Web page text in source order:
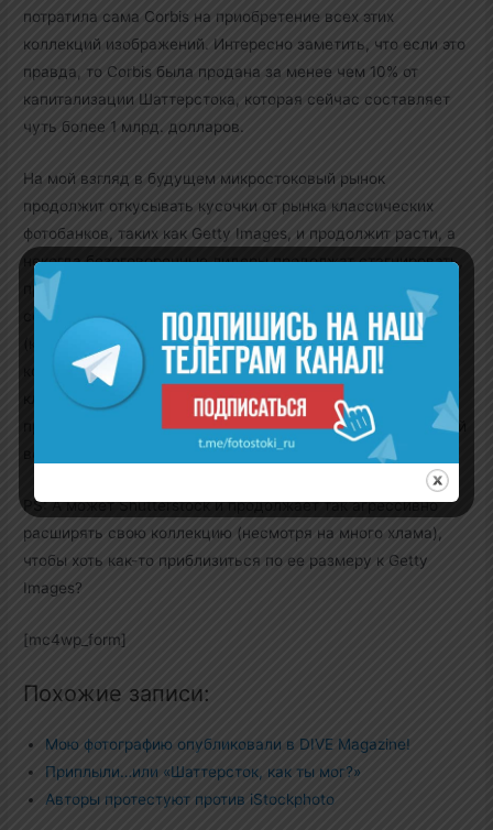
потратила сама Corbis на приобретение всех этих
коллекций изображений. Интересно заметить, что если это
правда, то Corbis была продана за менее чем 10% от
капитализации Шаттерстока, которая сейчас составляет
чуть более 1 млрд. долларов.
На мой взгляд в будущем микростоковый рынок
продолжит откусывать кусочки от рынка классических
фотобанков, таких как Getty Images, и продолжит расти, а
некогда безоговорочные лидеры продолжат стагнировать,
проигрывая ценовую войну. Уже сейчас фотостоки
создают премиум коллекции, такие как, например, Offset
(коллекция Шаттерстока), которые предлагают крупным
корпоративным клиентам, тем самым переманивая их с
классических фотобанков. Но вряд ли это сулит нам,
простым авторам, что-то хорошее, скорее наоборот. В этой
войне авторы всегда будут проигравшими.
PS: А может Shutterstock и продолжает так агрессивно
расширять свою коллекцию (несмотря на много хлама),
чтобы хоть как-то приблизиться по ее размеру к Getty
Images?
[mc4wp_form]
Похожие записи:
Мою фотографию опубликовали в DIVE Magazine!
Приплыли…или «Шаттерсток, как ты мог?»
Авторы протестуют против iStockphoto